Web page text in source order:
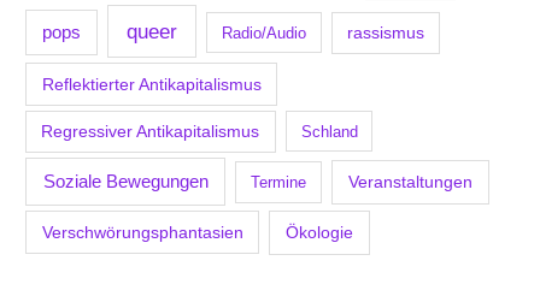
pops queer Radio/Audio rassismus
Reflektierter Antikapitalismus
Regressiver Antikapitalismus Schland
Soziale Bewegungen Termine Veranstaltungen
Verschwörungsphantasien Ökologie